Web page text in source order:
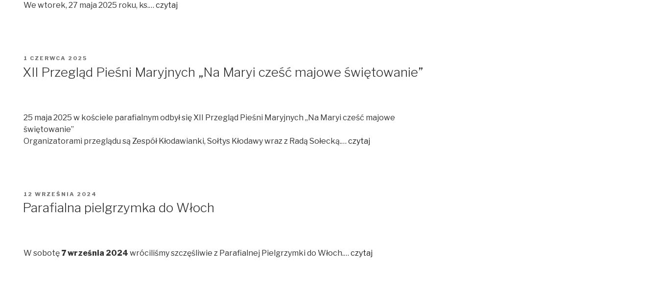
We wtorek, 27 maja 2025 roku, ks.… czytaj
OPUBLIKOWANE
W
1 CZERWCA 2025
XII Przegląd Pieśni Maryjnych „Na Maryi cześć majowe świętowanie”
25 maja 2025 w kościele parafialnym odbył się XII Przegląd Pieśni Maryjnych „Na Maryi cześć majowe
świętowanie”
Organizatorami przeglądu są Zespół Kłodawianki, Sołtys Kłodawy wraz z Radą Sołecką.… czytaj
OPUBLIKOWANE
W
12 WRZEŚNIA 2024
Parafialna pielgrzymka do Włoch
W sobotę 7 września 2024 wróciliśmy szczęśliwie z Parafialnej Pielgrzymki do Włoch.… czytaj